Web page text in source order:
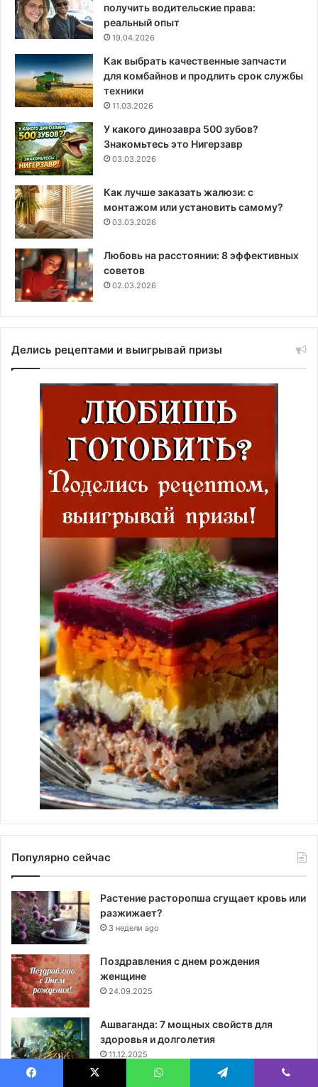
получить водительские права:
реальный опыт
19.04.2026
Как выбрать качественные запчасти
для комбайнов и продлить срок службы
техники
11.03.2026
У какого динозавра 500 зубов?
Знакомьтесь это Нигерзавр
03.03.2026
Как лучше заказать жалюзи: с
монтажом или установить самому?
03.03.2026
Любовь на расстоянии: 8 эффективных
советов
02.03.2026
Делись рецептами и выигрывай призы
Популярно сейчас
Растение расторопша сгущает кровь или
разжижает?
3 недели ago
Поздравления с днем рождения
женщине
24.09.2025
Ашваганда: 7 мощных свойств для
здоровья и долголетия
11.12.2025